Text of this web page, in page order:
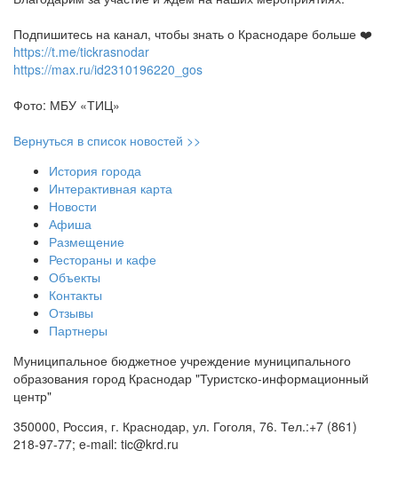
Подпишитесь на канал, чтобы знать о Краснодаре больше ❤️
https://t.me/tickrasnodar
https://max.ru/id2310196220_gos
Фото: МБУ «ТИЦ»
Вернуться в список новостей >>
История города
Интерактивная карта
Новости
Афиша
Размещение
Рестораны и кафе
Объекты
Контакты
Отзывы
Партнеры
Муниципальное бюджетное учреждение муниципального
образования город Краснодар "Туристско-информационный
центр"
350000, Россия, г. Краснодар, ул. Гоголя, 76. Тел.:+7 (861)
218-97-77; e-mail: tic@krd.ru